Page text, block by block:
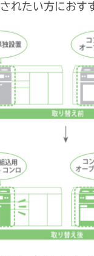
れたい方におす